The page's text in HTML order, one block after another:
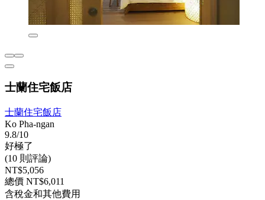
士蘭住宅飯店
士蘭住宅飯店
Ko Pha-ngan
9.8/10
好極了
(10 則評論)
NT$5,056
總價 NT$6,011
含稅金和其他費用